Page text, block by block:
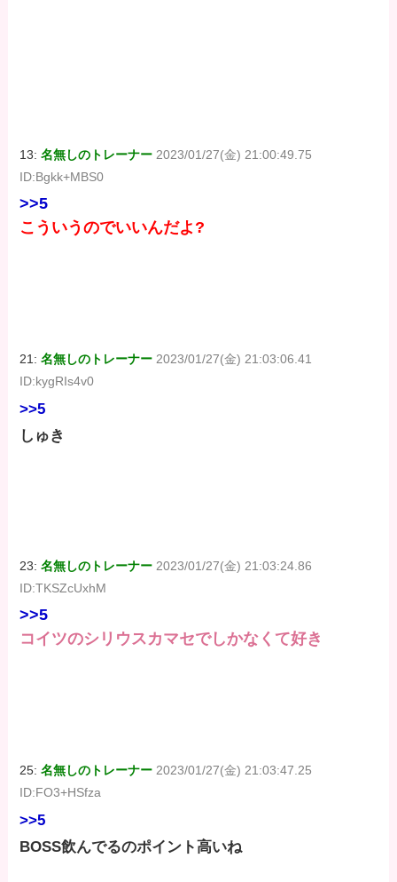
13:名無しのトレーナー 2023/01/27(金) 21:00:49.75
ID:Bgkk+MBS0
>>5
こういうのでいいんだよ?
21:名無しのトレーナー 2023/01/27(金) 21:03:06.41
ID:kygRIs4v0
>>5
しゅき
23:名無しのトレーナー 2023/01/27(金) 21:03:24.86
ID:TKSZcUxhM
>>5
コイツのシリウスカマセでしかなくて好き
25:名無しのトレーナー 2023/01/27(金) 21:03:47.25
ID:FO3+HSfza
>>5
BOSS飲んでるのポイント高いね